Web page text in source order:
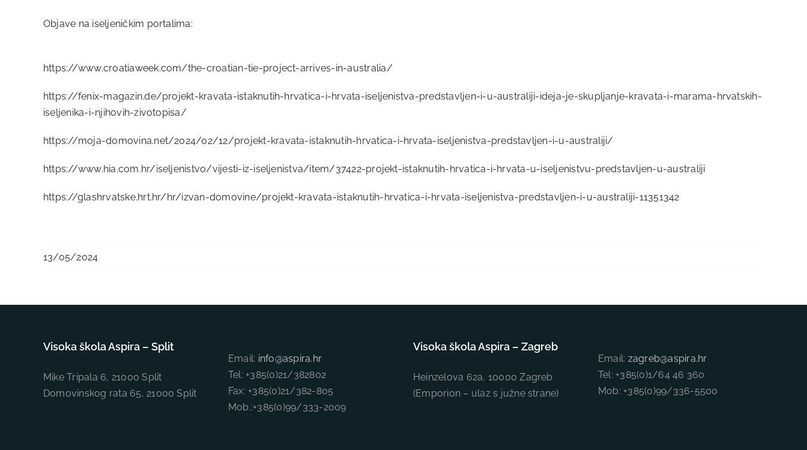
Objave na iseljeničkim portalima:
https://www.croatiaweek.com/the-croatian-tie-project-arrives-in-australia/
https://fenix-magazin.de/projekt-kravata-istaknutih-hrvatica-i-hrvata-iseljenistva-predstavljen-i-u-australiji-ideja-je-skupljanje-kravata-i-marama-hrvatskih-
iseljenika-i-njihovih-zivotopisa/
https://moja-domovina.net/2024/02/12/projekt-kravata-istaknutih-hrvatica-i-hrvata-iseljenistva-predstavljen-i-u-australiji/
https://www.hia.com.hr/iseljenistvo/vijesti-iz-iseljenistva/item/37422-projekt-istaknutih-hrvatica-i-hrvata-u-iseljenistvu-predstavljen-u-australiji
https://glashrvatske.hrt.hr/hr/izvan-domovine/projekt-kravata-istaknutih-hrvatica-i-hrvata-iseljenistva-predstavljen-i-u-australiji-11351342
13/05/2024
Visoka škola Aspira – Split
Mike Tripala 6, 21000 Split
Domovinskog rata 65, 21000 Split
Email: info@aspira.hr
Tel: +385(0)21/382802
Fax: +385(0)21/382-805
Mob.:+385(0)99/333-2009
Visoka škola Aspira – Zagreb
Heinzelova 62a, 10000 Zagreb
(Emporion – ulaz s južne strane)
Email: zagreb@aspira.hr
Tel: +385(0)1/64 46 360
Mob: +385(0)99/336-5500